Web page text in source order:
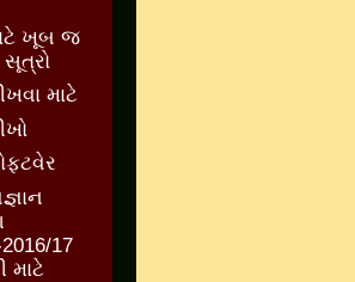
ખૂબ જ
માટે
17
માટે